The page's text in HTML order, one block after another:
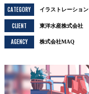
CATEGORY
イラストレーション
CLIENT 東洋水産株式会社
AGENCY 株式会社MAQ